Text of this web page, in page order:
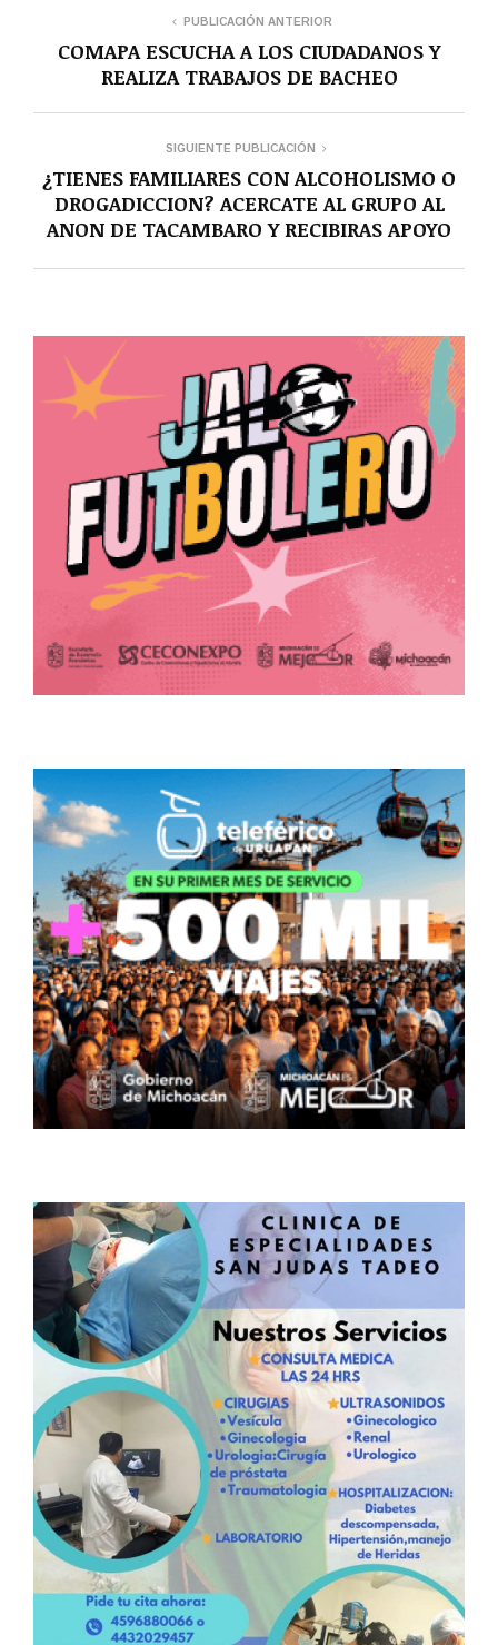
PUBLICACIÓN ANTERIOR
COMAPA ESCUCHA A LOS CIUDADANOS Y
REALIZA TRABAJOS DE BACHEO
SIGUIENTE PUBLICACIÓN
¿TIENES FAMILIARES CON ALCOHOLISMO O
DROGADICCION? ACERCATE AL GRUPO AL
ANON DE TACAMBARO Y RECIBIRAS APOYO